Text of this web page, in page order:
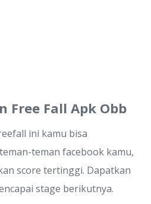
Free Fall Apk Obb
ini kamu bisa
teman facebook kamu,
score tertinggi. Dapatkan
stage berikutnya.